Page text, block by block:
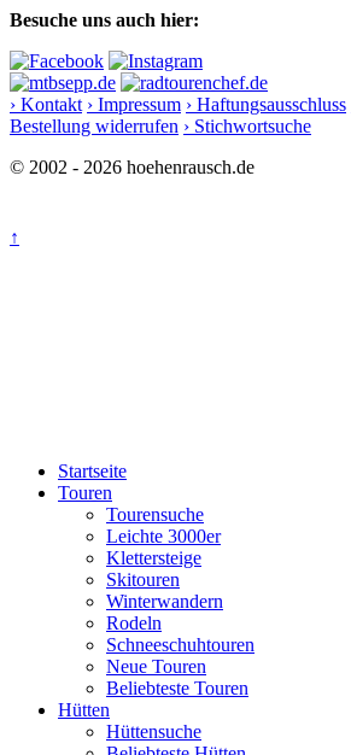
Besuche uns auch hier:
› Kontakt › Impressum › Haftungsausschluss
Bestellung widerrufen › Stichwortsuche
© 2002 - 2026 hoehenrausch.de
↑
Startseite
Touren
Tourensuche
Leichte 3000er
Klettersteige
Skitouren
Winterwandern
Rodeln
Schneeschuhtouren
Neue Touren
Beliebteste Touren
Hütten
Hüttensuche